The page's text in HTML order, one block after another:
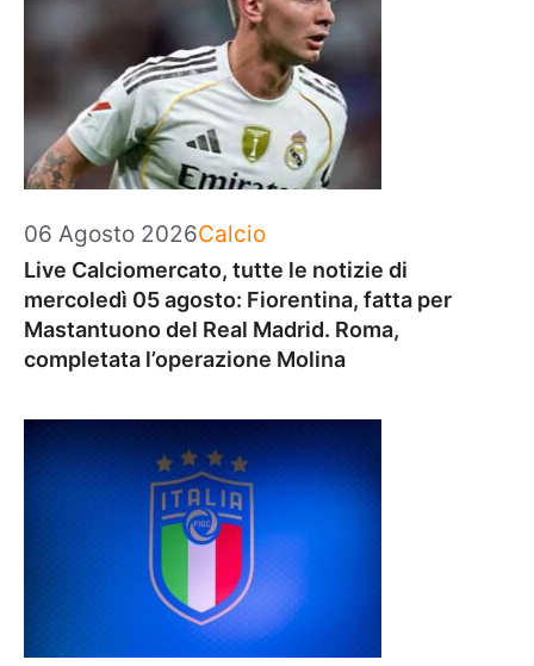
06 Agosto 2026Categorie
Calcio
Live Calciomercato, tutte le notizie di
mercoledì 05 agosto: Fiorentina, fatta per
Mastantuono del Real Madrid. Roma,
completata l’operazione Molina